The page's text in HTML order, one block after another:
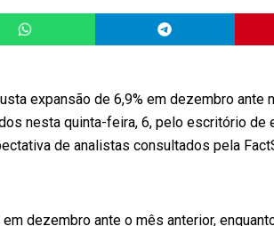
expansão de 6,9% em dezembro ante
nesta quinta-feira, 6, pelo escritório de
de analistas consultados pela
dezembro ante o mês anterior,